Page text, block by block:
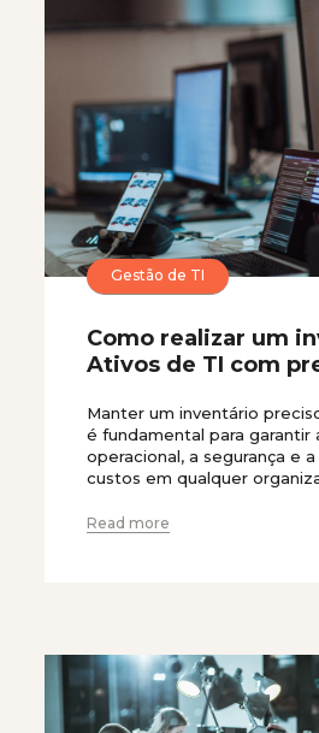
Gestão de TI
Como realizar um
Ativos de TI com
Manter um inventário
é fundamental para garantir
operacional, a segurança e
custos em qualquer
Read more